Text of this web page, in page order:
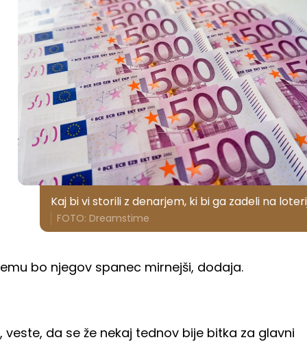
Kaj bi vi storili z denarjem, ki bi ga zadeli na
FOTO: Dreamstime
bo njegov spanec mirnejši, dodaja.
da se že nekaj tednov bije bitka za glavni